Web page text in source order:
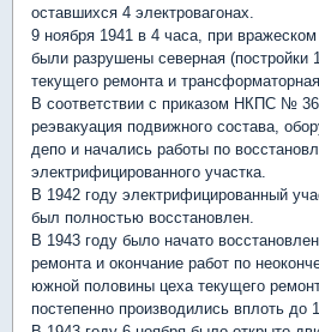
оставшихся 4 электровагонах.
9 ноября 1941 в 4 часа, при
были разрушены северная (постройки
текущего ремонта и
В соответствии с приказом НКПС №
реэвакуация подвижного состава,
депо и начались работы по
электрифицированного участка.
В 1942 году электрифицированный
был полностью восстановлен.
В 1943 году было начато
ремонта и окончание работ по
южной половины цеха текущего
постепенно производились вплоть до